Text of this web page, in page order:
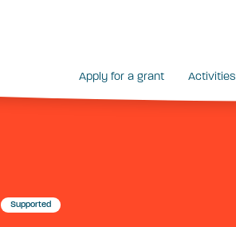
Apply for a grant Activities
Supported